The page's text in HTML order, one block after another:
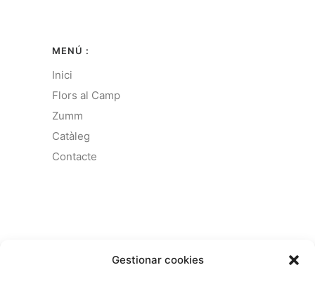
Gestionar cookies
MENÚ :
Inici
Flors al Camp
Zumm
Catàleg
Contacte